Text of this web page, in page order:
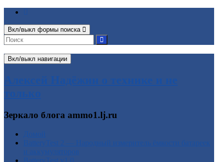
Вкл/выкл формы поиска
Вкл/выкл навигации
Алексей Надёжин о технике и не
только
Зеркало блога ammo1.lj.ru